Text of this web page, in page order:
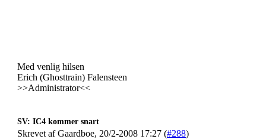
Med venlig hilsen
Erich (Ghosttrain) Falensteen
>>Administrator<<
SV: IC4 kommer snart
Skrevet af Gaardboe, 20/2-2008 17:27 (#288)